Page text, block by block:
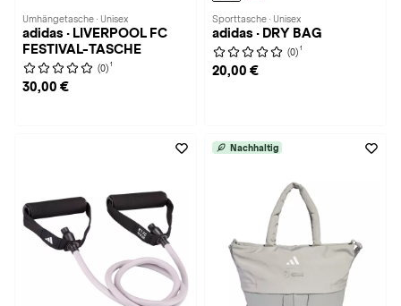
Umhängetasche · Unisex
adidas · LIVERPOOL FC
FESTIVAL-TASCHE
(0) 1
30,00 €
Sporttasche · Unisex
adidas · DRY BAG
(0) 1
20,00 €
Nachhaltig